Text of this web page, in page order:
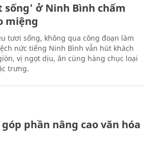
sống' ở Ninh Bình chấm
miệng
tươi sống, không qua công đoạn làm
nức tiếng Ninh Bình vẫn hút khách
vị ngọt dịu, ăn cùng hàng chục loại
trưng.
phần nâng cao văn hóa